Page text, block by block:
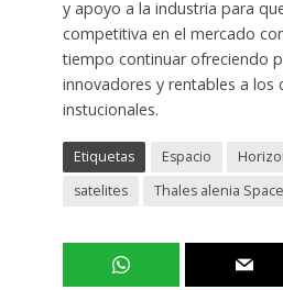
y apoyo a la industria para
competitiva en el mercado
tiempo continuar ofreciendo
innovadores y rentables a los
instucionales.
Etiquetas Espacio
satelites
Thales alenia Space